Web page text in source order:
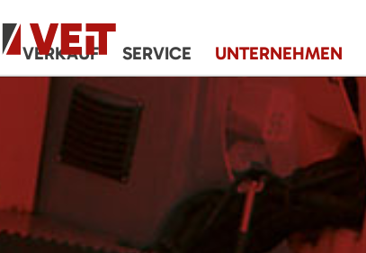
VERKAUF SERVICE UNTERNEHMEN